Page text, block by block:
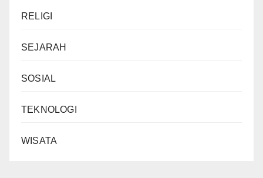
RELIGI
SEJARAH
SOSIAL
TEKNOLOGI
WISATA